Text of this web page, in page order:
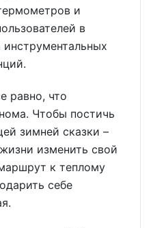
и
в
равно, что
Чтобы постичь
зимней сказки –
изменить свой
к теплому
себе